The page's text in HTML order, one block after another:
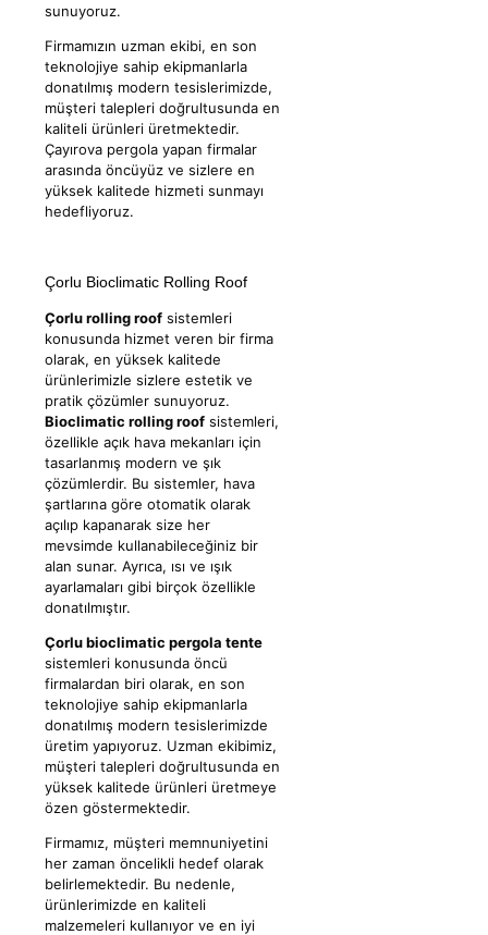
sunuyoruz.
Firmamızın uzman ekibi, en son
teknolojiye sahip ekipmanlarla
donatılmış modern tesislerimizde,
müşteri talepleri doğrultusunda en
kaliteli ürünleri üretmektedir.
Çayırova pergola yapan firmalar
arasında öncüyüz ve sizlere en
yüksek kalitede hizmeti sunmayı
hedefliyoruz.
Çorlu Bioclimatic Rolling Roof
Çorlu rolling roof sistemleri
konusunda hizmet veren bir firma
olarak, en yüksek kalitede
ürünlerimizle sizlere estetik ve
pratik çözümler sunuyoruz.
Bioclimatic rolling roof sistemleri,
özellikle açık hava mekanları için
tasarlanmış modern ve şık
çözümlerdir. Bu sistemler, hava
şartlarına göre otomatik olarak
açılıp kapanarak size her
mevsimde kullanabileceğiniz bir
alan sunar. Ayrıca, ısı ve ışık
ayarlamaları gibi birçok özellikle
donatılmıştır.
Çorlu bioclimatic pergola tente
sistemleri konusunda öncü
firmalardan biri olarak, en son
teknolojiye sahip ekipmanlarla
donatılmış modern tesislerimizde
üretim yapıyoruz. Uzman ekibimiz,
müşteri talepleri doğrultusunda en
yüksek kalitede ürünleri üretmeye
özen göstermektedir.
Firmamız, müşteri memnuniyetini
her zaman öncelikli hedef olarak
belirlemektedir. Bu nedenle,
ürünlerimizde en kaliteli
malzemeleri kullanıyor ve en iyi